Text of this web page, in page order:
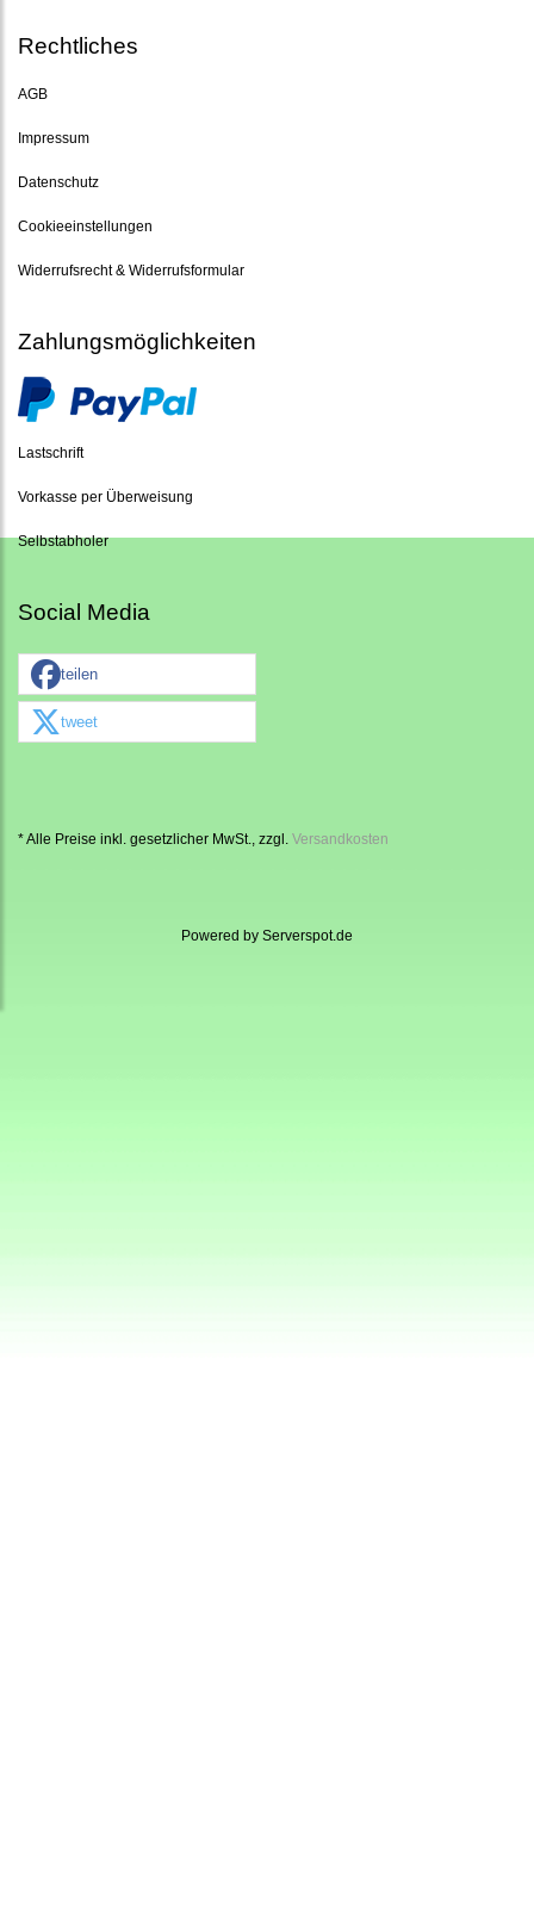
Rechtliches
AGB
Impressum
Datenschutz
Cookieeinstellungen
Widerrufsrecht & Widerrufsformular
Zahlungsmöglichkeiten
Lastschrift
Vorkasse per Überweisung
Selbstabholer
Social Media
teilen
tweet
* Alle Preise inkl. gesetzlicher MwSt., zzgl. Versandkosten
Powered by Serverspot.de